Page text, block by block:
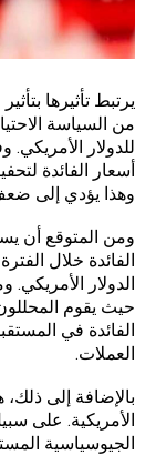
يرتبط تأثيرها بتأثير
من السياسة
للدولار الأمريكي.
أسعار الفائدة
وهذا يؤدي إلى
ومن المتوقع أن
الفائدة خلال
الدولار الأمريكي.
حيث يقوم
الفائدة في
العملات.
بالإضافة إلى
الأمريكية. على
الجيوسياسية